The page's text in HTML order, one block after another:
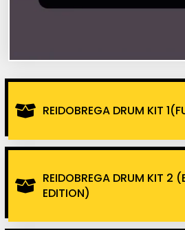
REIDOBREGA DRUM KIT
REIDOBREGA DRUM KIT 2
EDITION)